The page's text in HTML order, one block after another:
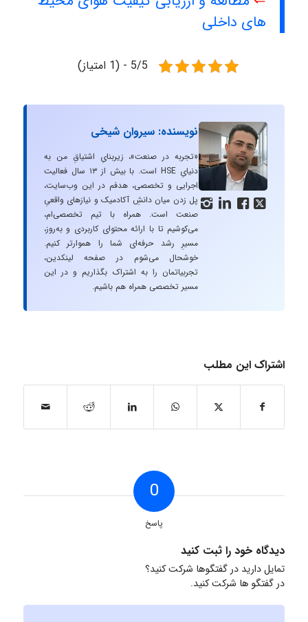
های داخلی
5/5 - (1 امتیاز)
   
نویسنده: سیروان شیخی
«تجربه در صنعت»، زیربنایِ اشتیاقِ من به
دنیایِ HSE است. با بیش از ۱۳ سال فعالیت
اجرایی و تخصصی، هدفم در این وب‌سایت،
پل زدن میان دانشِ آکادمیک و نیازهای واقعیِ
صنعت است. همراه با تیم تخصصی‌ام،
می‌کوشیم تا با ارائه محتوای کاربردی و به‌روز،
مسیرِ رشد حرفه‌ای شما را هموارتر کنیم.
خوشحال می‌شوم در صفحه لینکدین،
تجربیاتمان را به اشتراک بگذاریم و در این
مسیر تخصصی همراه هم باشیم.
اشتراک این مطلب
0
پاسخ
دیدگاه خود را ثبت کنید
تمایل دارید در گفتگوها شرکت کنید؟
در گفتگو ها شرکت کنید.